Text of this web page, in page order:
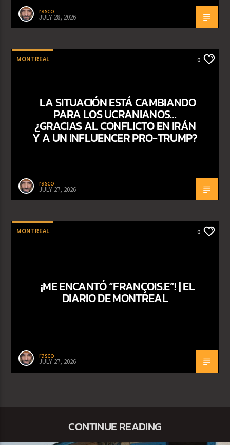
rasco
JULY 28, 2026
MONTREAL 0
LA SITUACIÓN ESTÁ CAMBIANDO
PARA LOS UCRANIANOS…
¿GRACIAS AL CONFLICTO EN IRÁN
Y A UN INFLUENCER PRO-TRUMP?
rasco
JULY 27, 2026
MONTREAL 0
¡ME ENCANTÓ “FRANÇOIS.E”! | EL
DIARIO DE MONTREAL
rasco
JULY 27, 2026
CONTINUE READING